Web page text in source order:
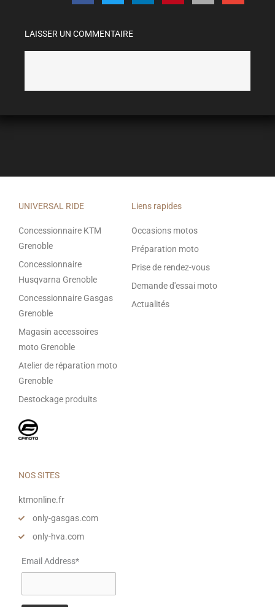
LAISSER UN COMMENTAIRE
UNIVERSAL RIDE
Concessionnaire KTM
Grenoble
Concessionnaire
Husqvarna Grenoble
Concessionnaire Gasgas
Grenoble
Magasin accessoires
moto Grenoble
Atelier de réparation moto
Grenoble
Destockage produits
Liens rapides
Occasions motos
Préparation moto
Prise de rendez-vous
Demande d'essai moto
Actualités
NOS SITES
ktmonline.fr
only-gasgas.com
only-hva.com
Email Address*